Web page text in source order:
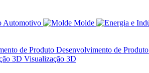
Automotivo Molde
Desenvolvimento de Produto
Visualização 3D